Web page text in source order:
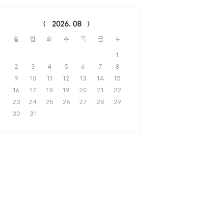
2026. 08
일 월 화 수 목 금 토
1
2
3 4 5 6 7
8
9
10 11 12 13 14
15
16
17 18 19 20 21
22
23
24 25 26 27 28
29
30
31